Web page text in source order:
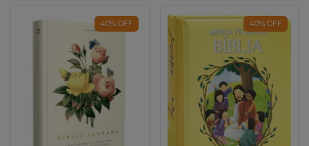
40% OFF 40% OFF